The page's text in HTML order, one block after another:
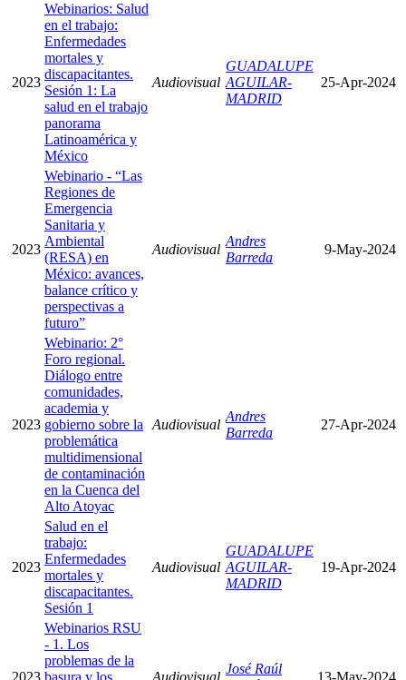
2023
Webinarios: Salud
en el trabajo:
Enfermedades
mortales y
discapacitantes.
Sesión 1: La
salud en el trabajo
panorama
Latinoamérica y
México
Audiovisual
GUADALUPE
AGUILAR-
MADRID
25-Apr-2024
2023
Webinario - “Las
Regiones de
Emergencia
Sanitaria y
Ambiental
(RESA) en
México: avances,
balance crítico y
perspectivas a
futuro”
Audiovisual
Andres
Barreda
9-May-2024
2023
Webinario: 2°
Foro regional.
Diálogo entre
comunidades,
academia y
gobierno sobre la
problemática
multidimensional
de contaminación
en la Cuenca del
Alto Atoyac
Audiovisual
Andres
Barreda
27-Apr-2024
2023
Salud en el
trabajo:
Enfermedades
mortales y
discapacitantes.
Sesión 1
Audiovisual
GUADALUPE
AGUILAR-
MADRID
19-Apr-2024
Webinarios RSU
- 1. Los
problemas de la
José Raúl